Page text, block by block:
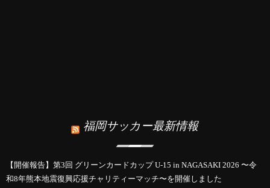
福岡サッカー最新情報
【開催報告】第3回 グリーンカードカップ U-15 in NAGASAKI 2026 〜令
和8年熊本地震復興応援チャリティーマッチ〜を開催しました